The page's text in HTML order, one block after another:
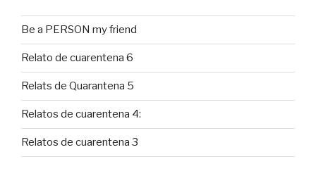
Be a PERSON my friend
Relato de cuarentena 6
Relats de Quarantena 5
Relatos de cuarentena 4:
Relatos de cuarentena 3